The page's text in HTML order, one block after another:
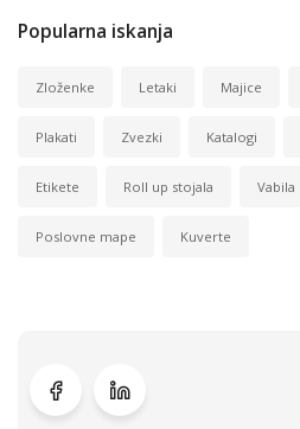
Popularna iskanja
Zloženke Letaki Majice
Plakati Zvezki Katalogi
Etikete Roll up stojala Vabila
Poslovne mape Kuverte